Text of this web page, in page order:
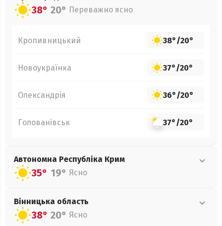
38° 20° Переважно ясно
Кропивницький 38°/20°
Новоукраїнка 37°/20°
Олександрія 36°/20°
Голованівськ 37°/20°
Автономна Республіка Крим
35° 19° Ясно
Вінницька область
38° 20° Ясно